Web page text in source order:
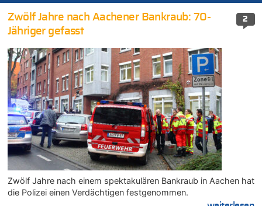
2
Zwölf Jahre nach Aachener Bankraub: 70-
Jähriger gefasst
Zwölf Jahre nach einem spektakulären Bankraub in Aachen hat
die Polizei einen Verdächtigen festgenommen.